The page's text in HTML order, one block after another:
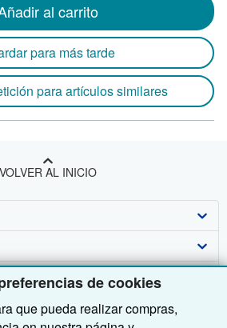
de cookies
que pueda realizar compras,
al carrito
para más tarde
para artículos similares
VOLVER AL INICIO
de afiliados